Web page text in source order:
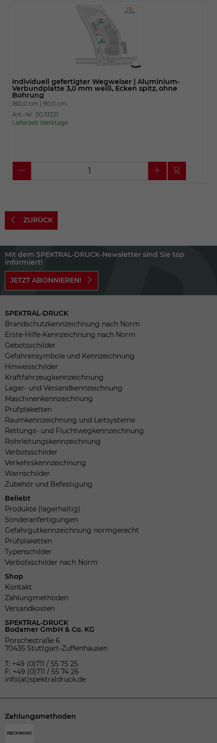
Individuell gefertigter Wegweiser | Aluminium-
Verbundplatte 3,0 mm weiß, Ecken spitz, ohne
Bohrung
180,0 cm | 90,0 cm
Art.-Nr. 50.S1221
Lieferzeit Werktage
ZURÜCK
Mit dem SPEKTRAL-DRUCK-Newsletter sind Sie top
informiert!
JETZT ABONNIEREN!
SPEKTRAL-DRUCK
Brandschutzkennzeichnung nach Norm
Erste-Hilfe-Kennzeichnung nach Norm
Gebotsschilder
Gefahrensymbole und Kennzeichnung
Hinweisschilder
Kraftfahrzeugkennzeichnung
Lager- und Versandkennzeichnung
Maschinenkennzeichnung
Prüfplaketten
Raumkennzeichnung und Leitsysteme
Rettungs- und Fluchtwegkennzeichnung
Rohrleitungskennzeichnung
Verbotsschilder
Verkehrskennzeichnung
Warnschilder
Zubehör und Befestigung
Beliebt
Produkte (lagerhaltig)
Sonderanfertigungen
Gefahrgutkennzeichnung normgerecht
Prüfplaketten
Typenschilder
Verbotsschilder nach Norm
Shop
Kontakt
Zahlungmethoden
Versandkosten
SPEKTRAL-DRUCK
Bodamer GmbH & Co. KG
Porschestraße 6
70435 Stuttgart-Zuffenhausen
T: +49 (0)711 / 55 75 25
F: +49 (0)711 / 55 74 26
info(at)spektraldruck.de
Zahlungsmethoden